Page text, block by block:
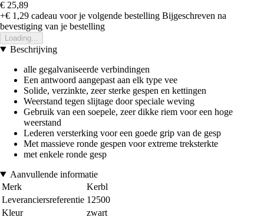
€ 25,89
+€ 1,29 cadeau voor je volgende bestelling Bijgeschreven na
bevestiging van je bestelling
Loading...
Beschrijving
alle gegalvaniseerde verbindingen
Een antwoord aangepast aan elk type vee
Solide, verzinkte, zeer sterke gespen en kettingen
Weerstand tegen slijtage door speciale weving
Gebruik van een soepele, zeer dikke riem voor een hoge
weerstand
Lederen versterking voor een goede grip van de gesp
Met massieve ronde gespen voor extreme treksterkte
met enkele ronde gesp
Aanvullende informatie
Merk
Kerbl
Leveranciersreferentie 12500
Kleur
zwart